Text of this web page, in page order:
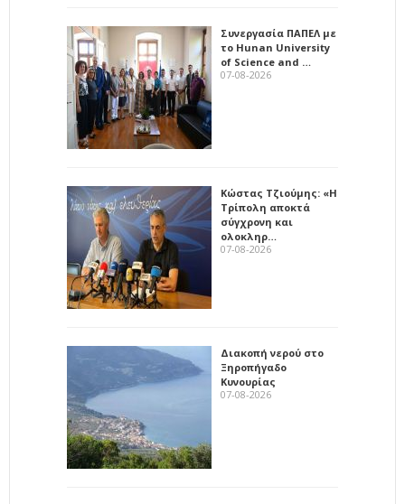
Συνεργασία ΠΑΠΕΛ με
το Hunan University
of Science and …
07-08-2026
Κώστας Τζιούμης: «Η
Τρίπολη αποκτά
σύγχρονη και
ολοκληρ…
07-08-2026
Διακοπή νερού στο
Ξηροπήγαδο
Κυνουρίας
07-08-2026